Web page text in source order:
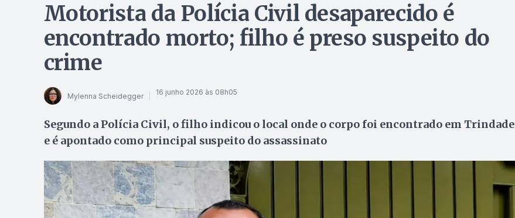
Motorista da Polícia Civil desaparecido é
encontrado morto; filho é preso suspeito do
crime
Mylenna Scheidegger 16 junho 2026 às 08h05
Segundo a Polícia Civil, o filho indicou o local onde o corpo foi encontrado em Trindade
e é apontado como principal suspeito do assassinato